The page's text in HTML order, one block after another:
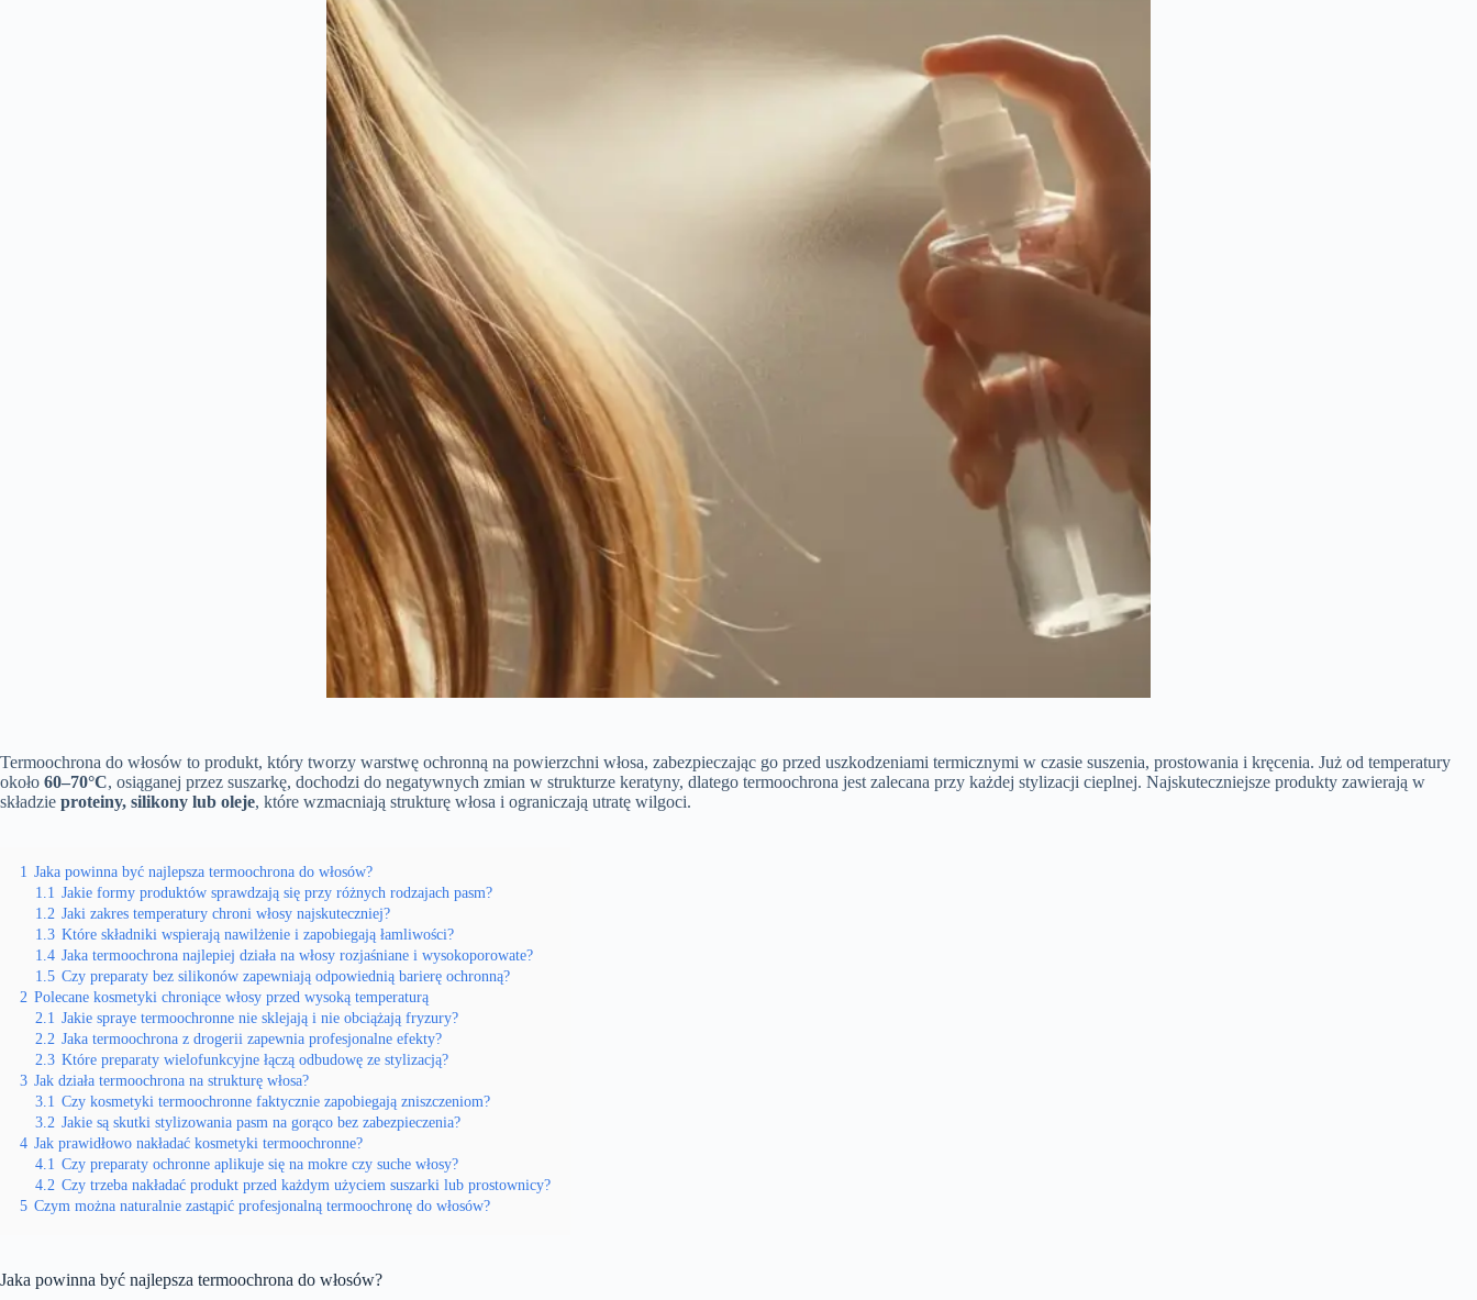
Termoochrona do włosów to produkt, który tworzy warstwę ochronną na powierzchni włosa, zabezpieczając go przed uszkodzeniami termicznymi w czasie suszenia, prostowania i kręcenia. Już od temperatury
około 60–70°C, osiąganej przez suszarkę, dochodzi do negatywnych zmian w strukturze keratyny, dlatego termoochrona jest zalecana przy każdej stylizacji cieplnej. Najskuteczniejsze produkty zawierają w
składzie proteiny, silikony lub oleje, które wzmacniają strukturę włosa i ograniczają utratę wilgoci.
1 Jaka powinna być najlepsza termoochrona do włosów?
1.1 Jakie formy produktów sprawdzają się przy różnych rodzajach pasm?
1.2 Jaki zakres temperatury chroni włosy najskuteczniej?
1.3 Które składniki wspierają nawilżenie i zapobiegają łamliwości?
1.4 Jaka termoochrona najlepiej działa na włosy rozjaśniane i wysokoporowate?
1.5 Czy preparaty bez silikonów zapewniają odpowiednią barierę ochronną?
2 Polecane kosmetyki chroniące włosy przed wysoką temperaturą
2.1 Jakie spraye termoochronne nie sklejają i nie obciążają fryzury?
2.2 Jaka termoochrona z drogerii zapewnia profesjonalne efekty?
2.3 Które preparaty wielofunkcyjne łączą odbudowę ze stylizacją?
3 Jak działa termoochrona na strukturę włosa?
3.1 Czy kosmetyki termoochronne faktycznie zapobiegają zniszczeniom?
3.2 Jakie są skutki stylizowania pasm na gorąco bez zabezpieczenia?
4 Jak prawidłowo nakładać kosmetyki termoochronne?
4.1 Czy preparaty ochronne aplikuje się na mokre czy suche włosy?
4.2 Czy trzeba nakładać produkt przed każdym użyciem suszarki lub prostownicy?
5 Czym można naturalnie zastąpić profesjonalną termoochronę do włosów?
Jaka powinna być najlepsza termoochrona do włosów?